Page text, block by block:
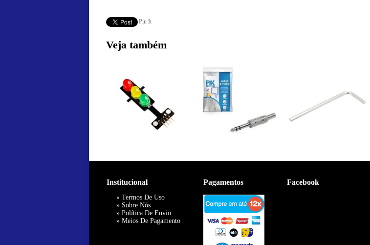
Pin It
Veja também
Institucional
» Termos De Uso
» Sobre Nós
» Política De Envio
» Meios De Pagamento
Pagamentos Facebook